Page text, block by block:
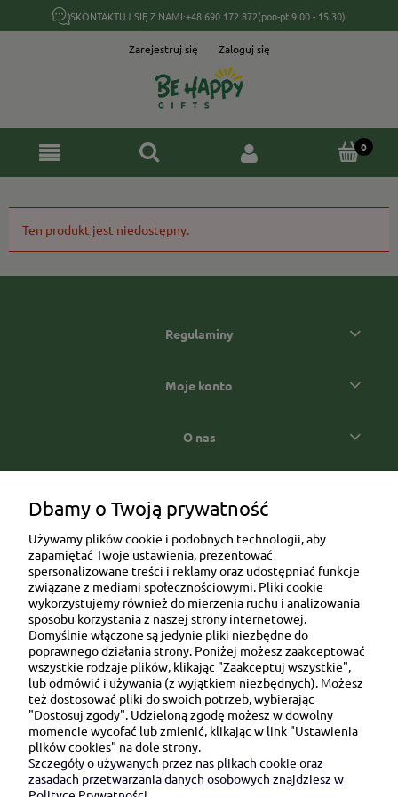
SKONTAKTUJ SIĘ Z NAMI:+48 690 172 872(pon-pt 9:00 - 15:30)
Zarejestruj się Zaloguj się
Ten produkt jest niedostępny.
Regulaminy
Moje konto
O nas
Ul. Brukowa 6/8 lok. 57/58
91-341 Łódź
NIP: 6751510615
SKONTAKTUJ SIĘ Z NAMI:
sklep@be-happygifts.com
+48 690 172 872
Dbamy o Twoją prywatność
Używamy plików cookie i podobnych technologii, aby
zapamiętać Twoje ustawienia, prezentować
spersonalizowane treści i reklamy oraz udostępniać funkcje
związane z mediami społecznościowymi. Pliki cookie
wykorzystujemy również do mierzenia ruchu i analizowania
sposobu korzystania z naszej strony internetowej.
Domyślnie włączone są jedynie pliki niezbędne do
poprawnego działania strony. Poniżej możesz zaakceptować
wszystkie rodzaje plików, klikając "Zaakceptuj wszystkie",
lub odmówić i używania (z wyjątkiem niezbędnych). Możesz
też dostosować pliki do swoich potrzeb, wybierając
"Dostosuj zgody". Udzieloną zgodę możesz w dowolny
momencie wycofać lub zmienić, klikając w link "Ustawienia
plików cookies" na dole strony.
Szczegóły o używanych przez nas plikach cookie oraz
zasadach przetwarzania danych osobowych znajdziesz w